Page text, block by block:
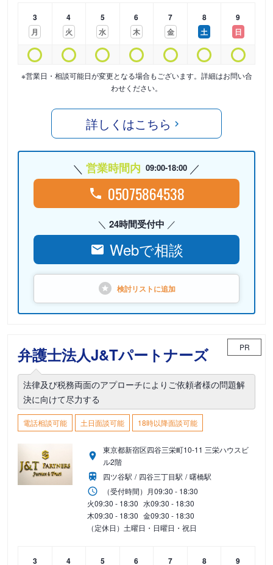
3
月
4
火
5
水
6
木
7
金
8
土
9
日
※営業日・相談可能日が変更となる場合もございます。詳細はお問い合
わせください。
詳しくはこちら
営業時間内 09:00-18:00
05075864538
24時間受付中
Webで相談
検討リストに追加
弁護士法人J&Tパートナーズ PR
法律及び税務両面のアプローチによりご依頼者様の問題解
決に向けて尽力する
電話相談可能 土日面談可能 18時以降面談可能
東京都新宿区四谷三栄町10-11 三栄ハウスビ
ル2階
四ツ谷駅
四谷三丁目駅
曙橋駅
（受付時間） 月09:30 - 18:30
火09:30 - 18:30 水09:30 - 18:30
木09:30 - 18:30 金09:30 - 18:30
（定休日）土曜日・日曜日・祝日
3 4 5 6 7 8 9